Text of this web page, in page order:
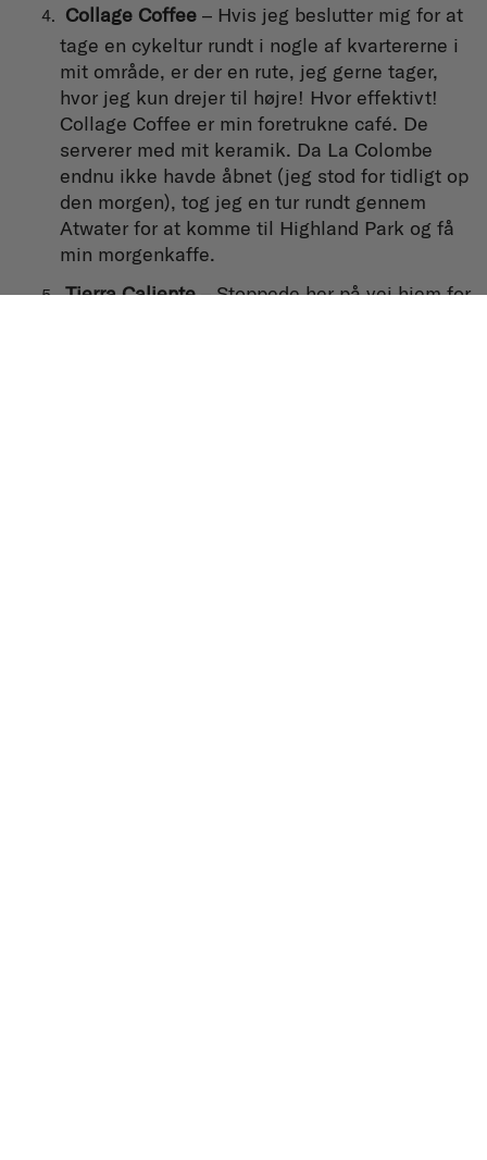
Collage Coffee – Hvis jeg beslutter mig for at
tage en cykeltur rundt i nogle af kvartererne i
mit område, er der en rute, jeg gerne tager,
hvor jeg kun drejer til højre! Hvor effektivt!
Collage Coffee er min foretrukne café. De
serverer med mit keramik. Da La Colombe
endnu ikke havde åbnet (jeg stod for tidligt op
den morgen), tog jeg en tur rundt gennem
Atwater for at komme til Highland Park og få
min morgenkaffe.
Tierra Caliente– Stoppede her på vej hjem for